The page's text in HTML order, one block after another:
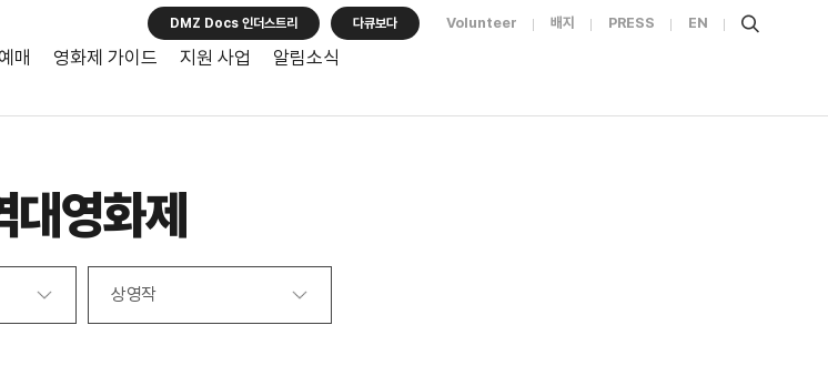
매 영화제 가이드 지원 사업 알림소식
DMZ Docs 인더스트리 다큐보다 Volunteer 배지 PRESS EN
대영화제
상영작